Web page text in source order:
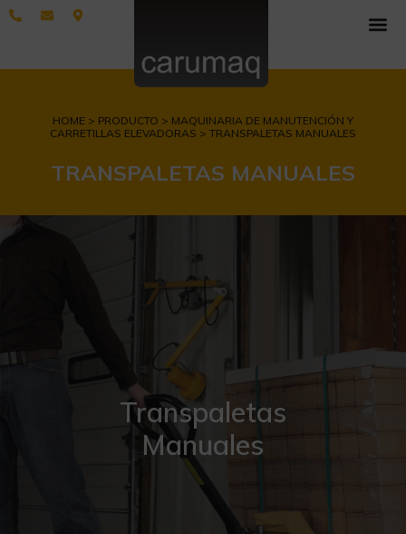
HOME > PRODUCTO > MAQUINARIA DE MANUTENCIÓN Y
CARRETILLAS ELEVADORAS > TRANSPALETAS MANUALES
TRANSPALETAS MANUALES
Transpaletas
Manuales